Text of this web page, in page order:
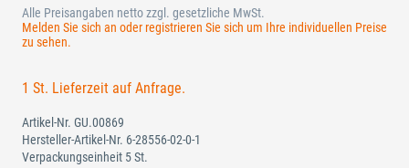
Alle Preisangaben netto zzgl. gesetzliche MwSt.
Melden Sie sich an oder registrieren Sie sich um Ihre individuellen Preise
zu sehen.
1 St. Lieferzeit auf Anfrage.
Artikel-Nr. GU.00869
Hersteller-Artikel-Nr. 6-28556-02-0-1
Verpackungseinheit 5 St.